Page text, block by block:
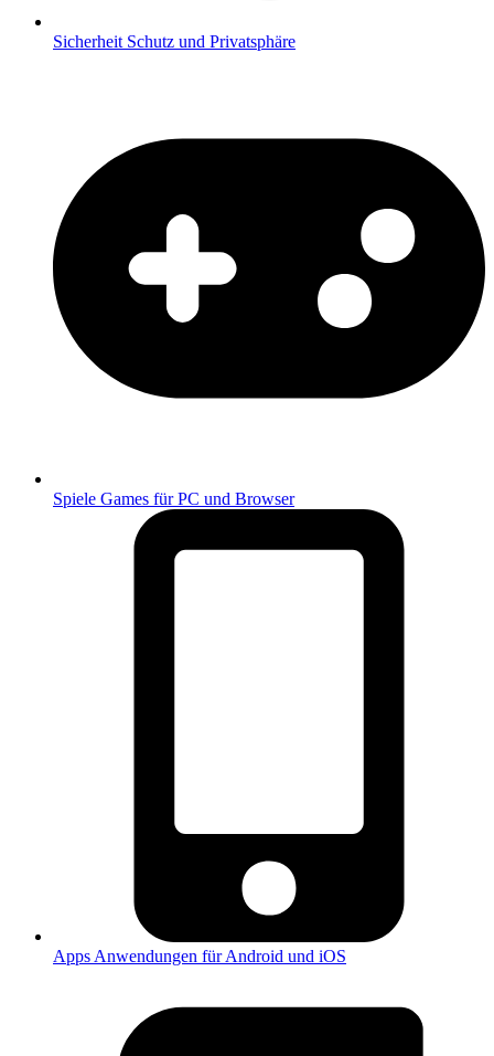
Sicherheit Schutz und Privatsphäre
Spiele Games für PC und Browser
Apps Anwendungen für Android und iOS